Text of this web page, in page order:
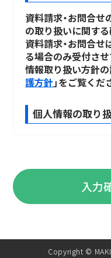
資料請求・お問合せ
の取り扱いに関する
資料請求・お問合せ
る場合のみ受付さ
情報取り扱い方針の
護方針 」をご覧くだ
個人情報の取り
いたします。
満喜株式会社 個人
個人情報の利用
入力
Copyright ©